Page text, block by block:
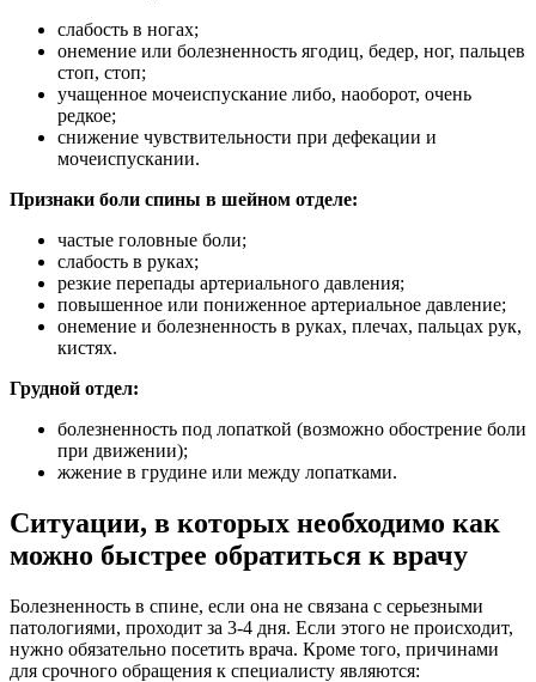
слабость в ногах;
онемение или болезненность ягодиц, бедер, ног, пальцев
стоп, стоп;
учащенное мочеиспускание либо, наоборот, очень
редкое;
снижение чувствительности при дефекации и
мочеиспускании.
Признаки боли спины в шейном отделе:
частые головные боли;
слабость в руках;
резкие перепады артериального давления;
повышенное или пониженное артериальное давление;
онемение и болезненность в руках, плечах, пальцах рук,
кистях.
Грудной отдел:
болезненность под лопаткой (возможно обострение боли
при движении);
жжение в грудине или между лопатками.
Ситуации, в которых необходимо как
можно быстрее обратиться к врачу
Болезненность в спине, если она не связана с серьезными
патологиями, проходит за 3-4 дня. Если этого не происходит,
нужно обязательно посетить врача. Кроме того, причинами
для срочного обращения к специалисту являются: